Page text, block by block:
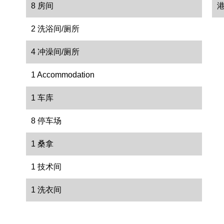
8 房间
2 洗浴间/厕所
4 冲澡间/厕所
1 Accommodation
1 车库
8 停车场
1 桑拿
1 技术间
1 洗衣间